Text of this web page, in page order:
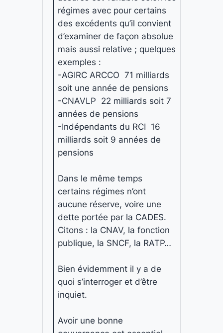
régimes avec pour certains
des excédents qu’il convient
d’examiner de façon absolue
mais aussi relative ; quelques
exemples :
-AGIRC ARCCO 71 milliards
soit une année de pensions
-CNAVLP 22 milliards soit 7
années de pensions
-Indépendants du RCI 16
milliards soit 9 années de
pensions
Dans le même temps
certains régimes n’ont
aucune réserve, voire une
dette portée par la CADES.
Citons : la CNAV, la fonction
publique, la SNCF, la RATP…
Bien évidemment il y a de
quoi s’interroger et d’être
inquiet.
Avoir une bonne